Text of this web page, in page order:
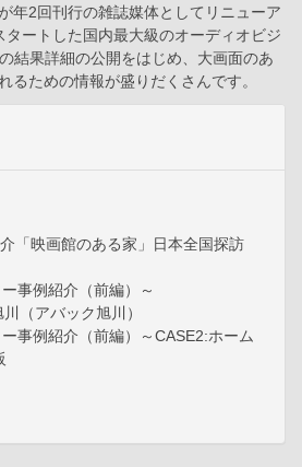
年2回刊行の雑誌媒体としてリニューア
ートした国内最大級のオーディオビジ
結果詳細の公開をはじめ、大画面のあ
るための情報が盛りだくさんです。
「映画館のある家」日本全国探訪
事例紹介（前編）～
（アバック旭川）
事例紹介（前編）～CASE2:ホーム